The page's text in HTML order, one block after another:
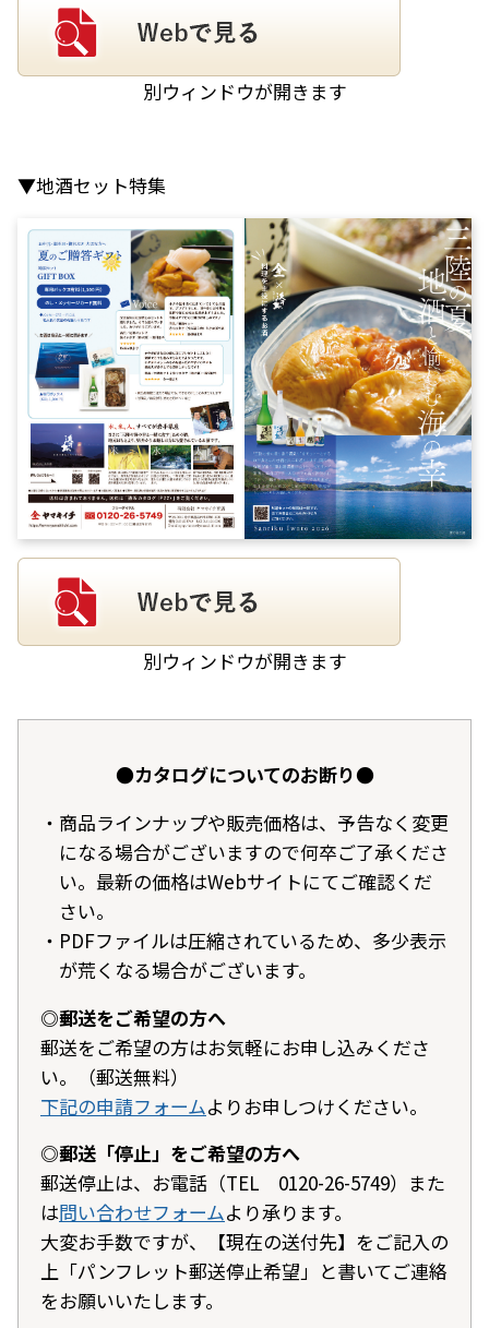
別ウィンドウが開きます
▼地酒セット特集
別ウィンドウが開きます
●カタログについてのお断り●
商品ラインナップや販売価格は、予告なく変更
になる場合がございますので何卒ご了承くださ
い。最新の価格はWebサイトにてご確認くだ
さい。
PDFファイルは圧縮されているため、多少表示
が荒くなる場合がございます。
◎郵送をご希望の方へ
郵送をご希望の方はお気軽にお申し込みくださ
い。（郵送無料）
下記の申請フォームよりお申しつけください。
◎郵送「停止」をご希望の方へ
郵送停止は、お電話（TEL 0120-26-5749）また
は問い合わせフォームより承ります。
大変お手数ですが、【現在の送付先】をご記入の
上「パンフレット郵送停止希望」と書いてご連絡
をお願いいたします。